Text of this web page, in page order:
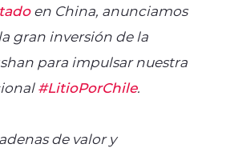
en China, anunciamos
gran inversión de la
para impulsar nuestra
#LitioPorChile.
de valor y